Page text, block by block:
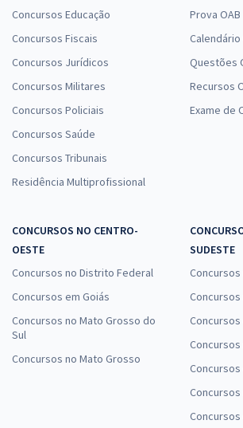
Concursos Educação
Concursos Fiscais
Concursos Jurídicos
Concursos Militares
Concursos Policiais
Concursos Saúde
Concursos Tribunais
Residência Multiprofissional
Prova OAB
Calendário
Questões
Recursos
Exame de
CONCURSOS NO CENTRO-
OESTE
Concursos no Distrito Federal
Concursos em Goiás
Concursos no Mato Grosso do
Sul
Concursos no Mato Grosso
SUDESTE
Concursos
Concursos
Concursos
Concursos
Concursos